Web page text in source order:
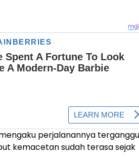
perjalanannya terganggu
kemacetan sudah terasa sejak